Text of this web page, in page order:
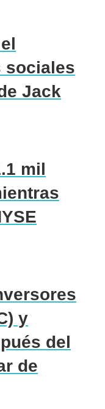
sociales
Jack
mil
y
del
de